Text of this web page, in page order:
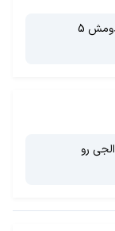
من با خود گوشی از نزدیک کار کردم دوربین دومش 5
با سلام میشه لطفا زودتر برسی تخصصی k10 الجی رو